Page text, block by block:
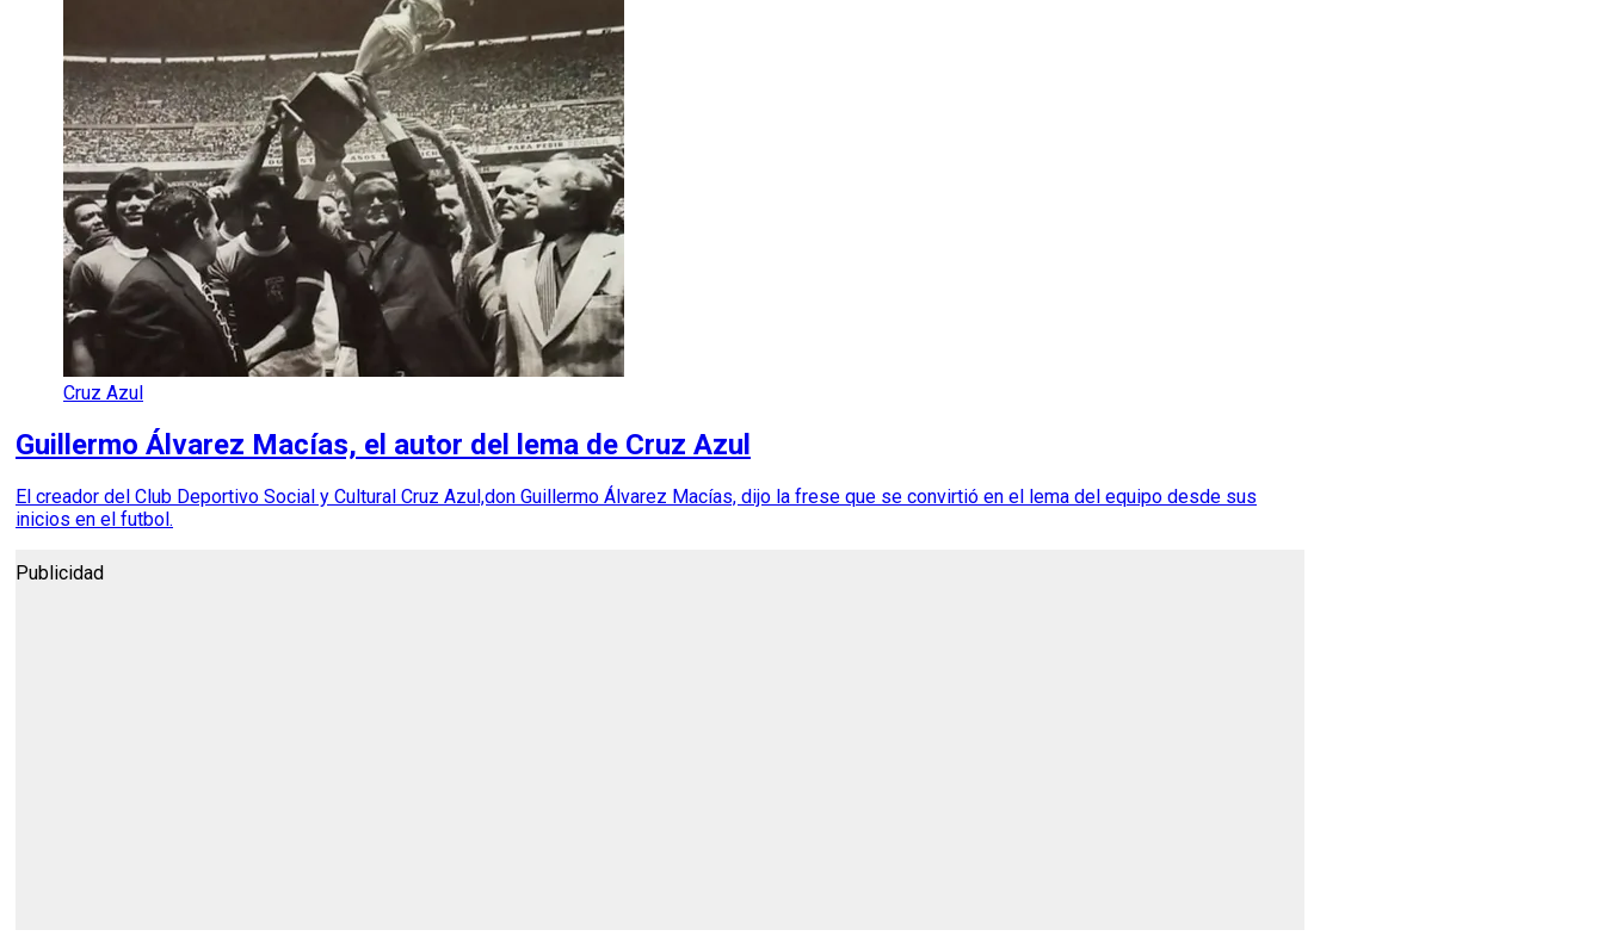
Cruz Azul
Guillermo Álvarez Macías, el autor del lema de Cruz Azul
El creador del Club Deportivo Social y Cultural Cruz Azul,don Guillermo Álvarez Macías, dijo la frese que se convirtió en el lema del equipo desde sus
inicios en el futbol.
Publicidad